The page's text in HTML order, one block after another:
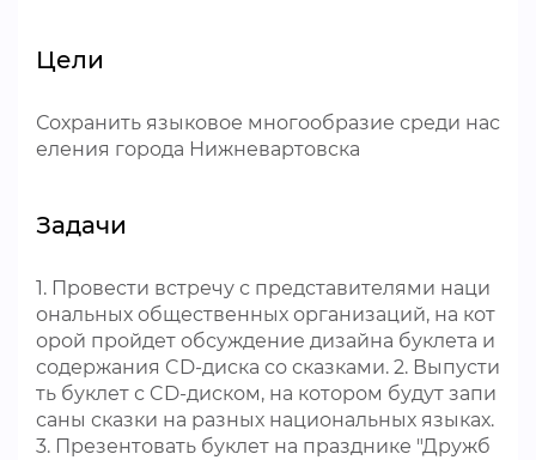
Цели
Сохранить языковое многообразие среди нас
еления города Нижневартовска
Задачи
1. Провести встречу с представителями наци
ональных общественных организаций, на кот
орой пройдет обсуждение дизайна буклета и
содержания CD-диска со сказками. 2. Выпусти
ть буклет с CD-диском, на котором будут запи
саны сказки на разных национальных языках.
3. Презентовать буклет на празднике "Дружб